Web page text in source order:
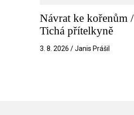
Návrat ke kořenům /
Tichá přítelkyně
3. 8. 2026 / Janis Prášil